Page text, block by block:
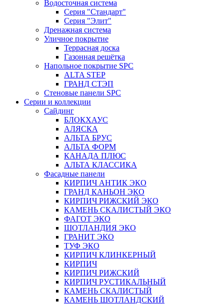
Водосточная система
Серия "Стандарт"
Серия "Элит"
Дренажная система
Уличное покрытие
Террасная доска
Газонная решётка
Напольное покрытие SPC
ALTA STEP
ГРАНД СТЭП
Стеновые панели SPC
Серии и коллекции
Сайдинг
БЛОКХАУС
АЛЯСКА
АЛЬТА БРУС
АЛЬТА ФОРМ
КАНАДА ПЛЮС
АЛЬТА КЛАССИКА
Фасадные панели
КИРПИЧ АНТИК ЭКО
ГРАНД КАНЬОН ЭКО
КИРПИЧ РИЖСКИЙ ЭКО
КАМЕНЬ СКАЛИСТЫЙ ЭКО
ФАГОТ ЭКО
ШОТЛАНДИЯ ЭКО
ГРАНИТ ЭКО
ТУФ ЭКО
КИРПИЧ КЛИНКЕРНЫЙ
КИРПИЧ
КИРПИЧ РИЖСКИЙ
КИРПИЧ РУСТИКАЛЬНЫЙ
КАМЕНЬ СКАЛИСТЫЙ
КАМЕНЬ ШОТЛАНДСКИЙ